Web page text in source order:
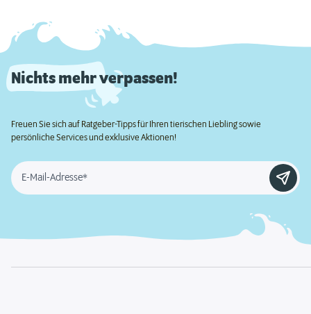
Nichts mehr verpassen!
Freuen Sie sich auf Ratgeber-Tipps für Ihren tierischen Liebling sowie
persönliche Services und exklusive Aktionen!
E-Mail-Adresse*